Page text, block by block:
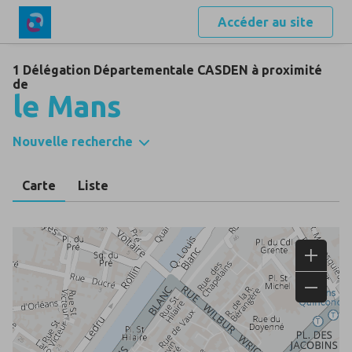
Accéder au site
1 Délégation Départementale CASDEN à proximité
de
le Mans
Nouvelle recherche
Carte Liste